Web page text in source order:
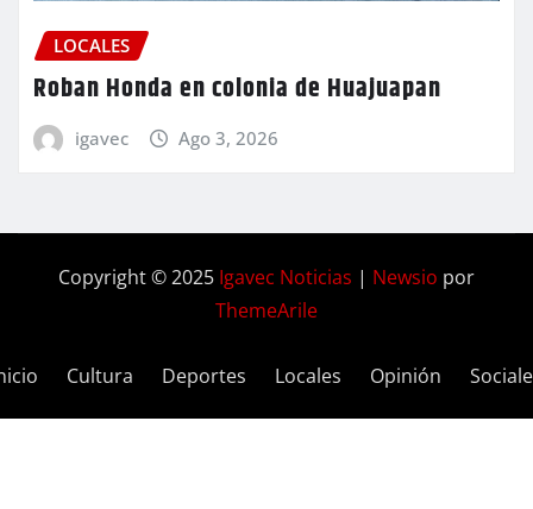
LOCALES
Roban Honda en colonia de Huajuapan
igavec Ago 3, 2026
Copyright © 2025 Igavec Noticias | Newsio por
ThemeArile
Cultura Deportes Locales Opinión